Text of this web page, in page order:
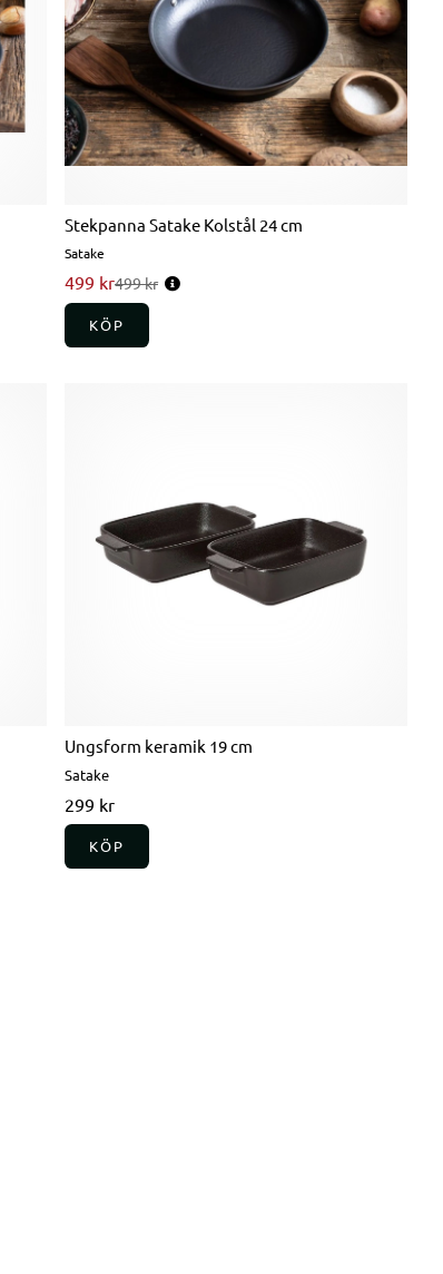
Stekpanna Satake Kolstål 24 cm
Satake
499 kr
Ordinarie pris:
499 kr
KÖP
Ungsform keramik 19 cm
Satake
299 kr
KÖP